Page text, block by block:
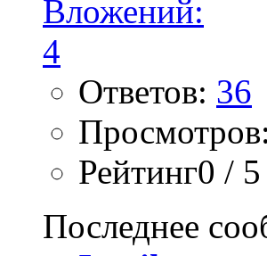
Ответов: 36
Рейтинг0 / 5
Последнее